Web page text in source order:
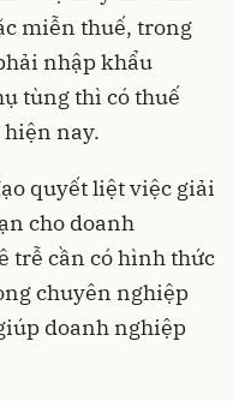
miễn thuế, trong
nhập khẩu
tùng thì có thuế
nay.
quyết liệt việc giải
cho doanh
trễ cần có hình thức
chuyên nghiệp
doanh nghiệp